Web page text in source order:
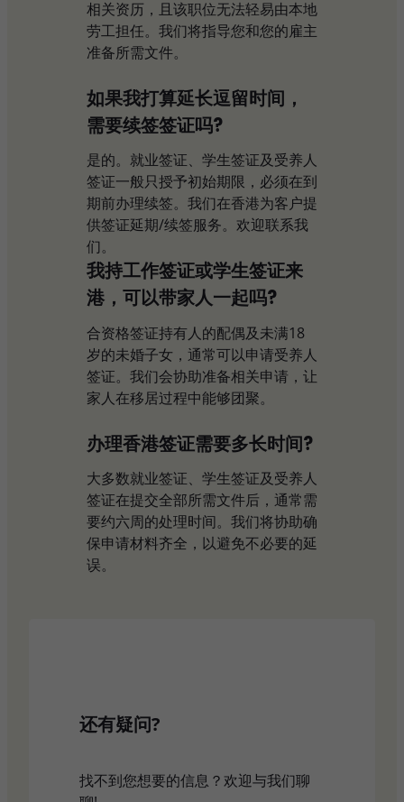
相关资历，且该职位无法轻易由本地
劳工担任。我们将指导您和您的雇主
准备所需文件。
如果我打算延长逗留时间，
需要续签签证吗?
是的。就业签证、学生签证及受养人
签证一般只授予初始期限，必须在到
期前办理续签。我们在香港为客户提
供签证延期/续签服务。欢迎联系我
们。
我持工作签证或学生签证来
港，可以带家人一起吗?​
合资格签证持有人的配偶及未满18
岁的未婚子女，通常可以申请受养人
签证。我们会协助准备相关申请，让
家人在移居过程中能够团聚。
办理香港签证需要多长时间?
大多数就业签证、学生签证及受养人
签证在提交全部所需文件后，通常需
要约六周的处理时间。我们将协助确
保申请材料齐全，以避免不必要的延
误。
还有疑问?
找不到您想要的信息？欢迎与我们聊